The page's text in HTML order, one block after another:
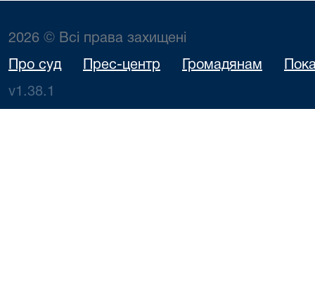
2026 © Всі права захищені
Про суд Прес-центр Громадянам
v1.38.1